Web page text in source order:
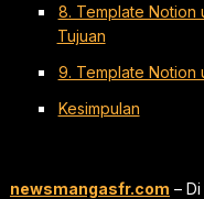
8. Template Notion
Tujuan
9. Template Notion
Kesimpulan
newsmangasfr.com –